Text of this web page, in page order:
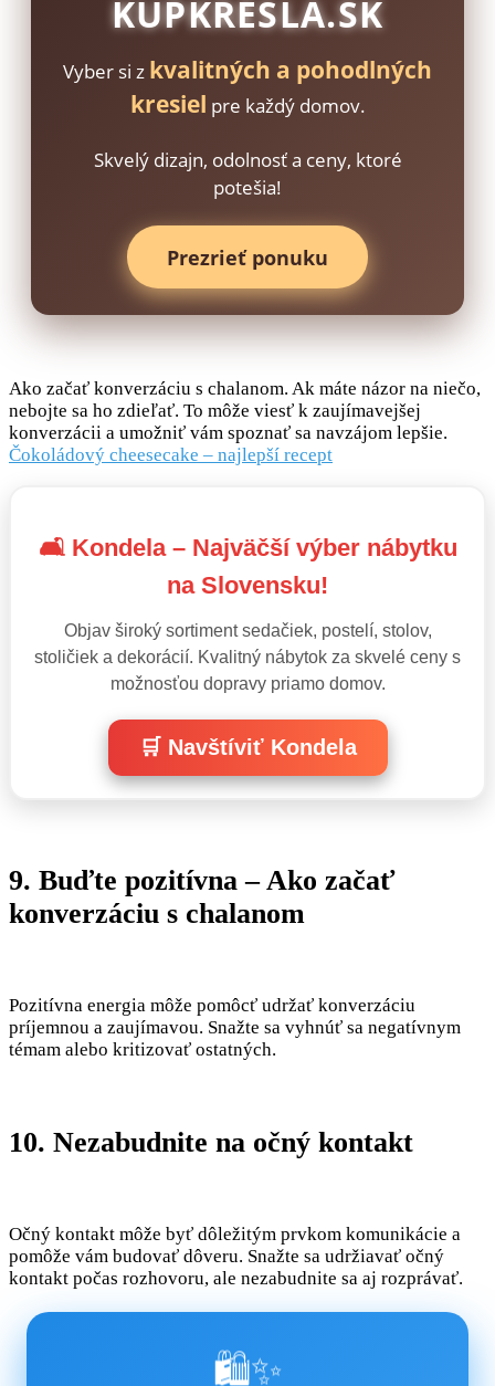
KUPKRESLA.SK
Vyber si z kvalitných a pohodlných
kresiel pre každý domov.
Skvelý dizajn, odolnosť a ceny, ktoré
potešia!
Prezrieť ponuku
Ako začať konverzáciu s chalanom. Ak máte názor na niečo,
nebojte sa ho zdieľať. To môže viesť k zaujímavejšej
konverzácii a umožniť vám spoznať sa navzájom lepšie.
Čokoládový cheesecake – najlepší recept
🛋️ Kondela – Najväčší výber nábytku
na Slovensku!
Objav široký sortiment sedačiek, postelí, stolov,
stoličiek a dekorácií. Kvalitný nábytok za skvelé ceny s
možnosťou dopravy priamo domov.
🛒 Navštíviť Kondela
9. Buďte pozitívna – Ako začať
konverzáciu s chalanom
Pozitívna energia môže pomôcť udržať konverzáciu
príjemnou a zaujímavou. Snažte sa vyhnúť sa negatívnym
témam alebo kritizovať ostatných.
10. Nezabudnite na očný kontakt
Očný kontakt môže byť dôležitým prvkom komunikácie a
pomôže vám budovať dôveru. Snažte sa udržiavať očný
kontakt počas rozhovoru, ale nezabudnite sa aj rozprávať.
🛍️✨